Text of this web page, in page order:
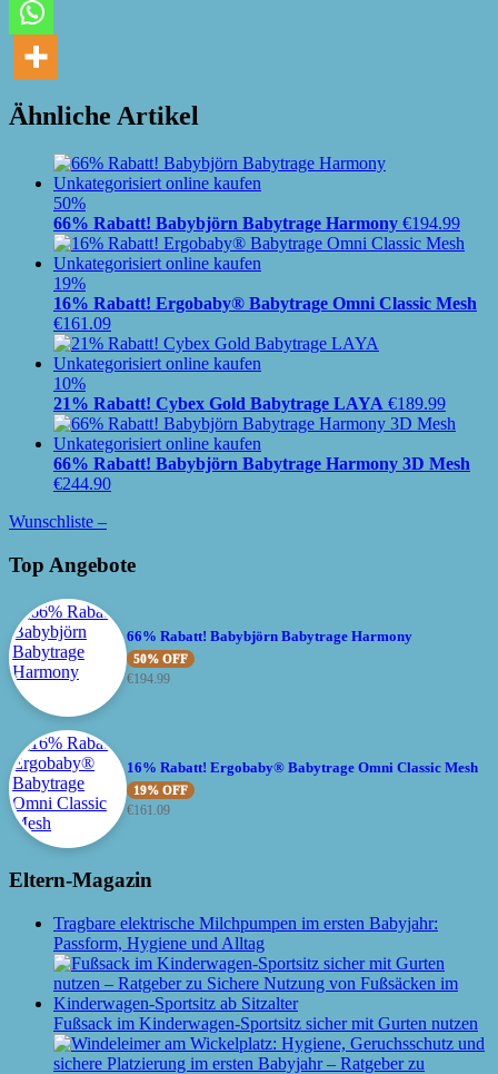
Ähnliche Artikel
50%
66% Rabatt! Babybjörn Babytrage Harmony €194.99
19%
16% Rabatt! Ergobaby® Babytrage Omni Classic Mesh
€161.09
10%
21% Rabatt! Cybex Gold Babytrage LAYA €189.99
66% Rabatt! Babybjörn Babytrage Harmony 3D Mesh
€244.90
Wunschliste –
Top Angebote
66% Rabatt! Babybjörn Babytrage Harmony
50% OFF
€194.99
16% Rabatt! Ergobaby® Babytrage Omni Classic Mesh
19% OFF
€161.09
Eltern-Magazin
Tragbare elektrische Milchpumpen im ersten Babyjahr:
Passform, Hygiene und Alltag
Fußsack im Kinderwagen-Sportsitz sicher mit Gurten nutzen